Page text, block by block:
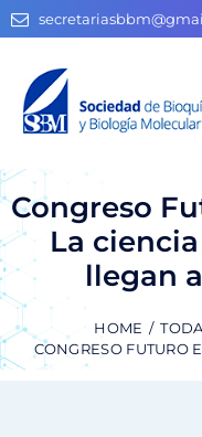
Congreso
La
llegan
HOME
CONGRESO FUTURO